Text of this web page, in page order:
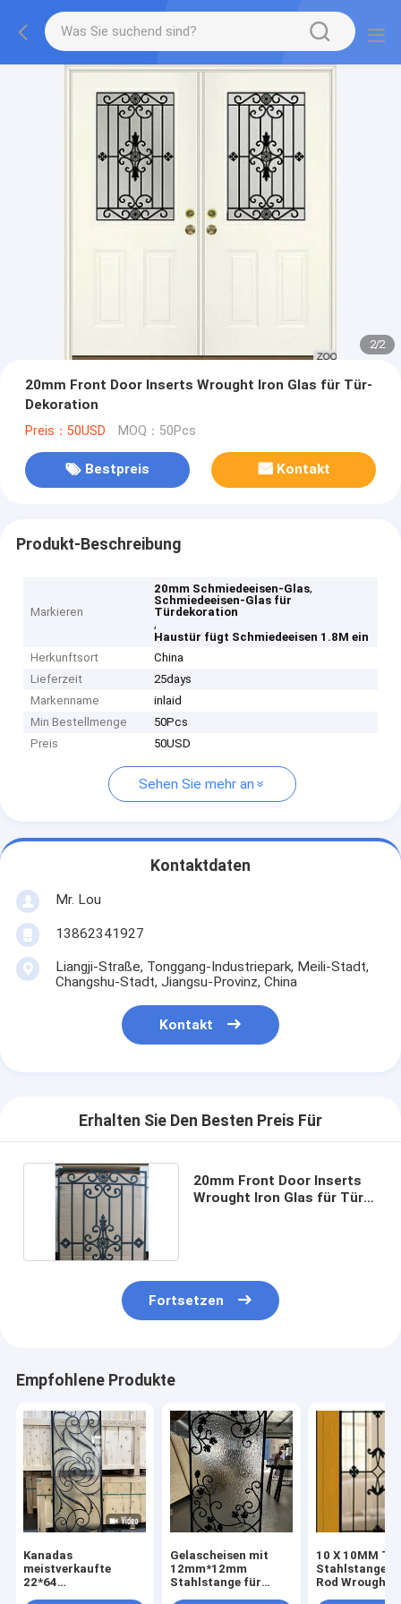
2/2
20mm Front Door Inserts Wrought Iron Glas für Tür-
Dekoration
Preis：50USD MOQ：50Pcs
Bestpreis Kontakt
Produkt-Beschreibung
Markieren
20mm Schmiedeeisen-Glas,
Schmiedeeisen-Glas für
Türdekoration
,
Haustür fügt Schmiedeeisen 1.8M ein
Herkunftsort
China
Lieferzeit
25days
Markenname
inlaid
Min Bestellmenge
50Pcs
Preis
50USD
Sehen Sie mehr an
Kontaktdaten
Mr. Lou
13862341927
Liangji-Straße, Tonggang-Industriepark, Meili-Stadt,
Changshu-Stadt, Jiangsu-Provinz, China
Kontakt
Erhalten Sie Den Besten Preis Für
20mm Front Door Inserts
Wrought Iron Glas für Tür-
Fortsetzen
Empfohlene Produkte
Kanadas
meistverkaufte
22*64
Gelascheisen mit
12mm*12mm
Stahlstange für
10 X 10MM
Rod Wrought